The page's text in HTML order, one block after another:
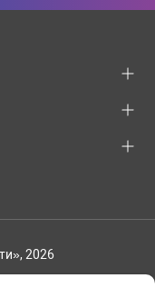
2026